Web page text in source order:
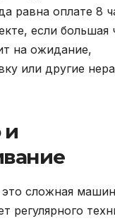
равна оплате 8
если большая
на ожидание,
или другие
и
сложная
регулярного